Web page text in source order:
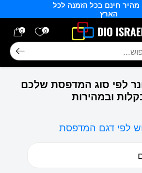
חינם בכל הזמנה לכל
הארץ
0 הרשימה
0
לפי סוג המדפסת שלכם
ובמהירות
לפי דגם המדפסת